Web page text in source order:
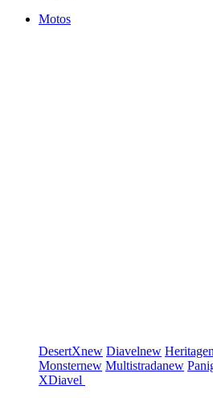
Motos
DesertXnew Diavelnew Heritage
Monsternew Multistradanew
XDiavel